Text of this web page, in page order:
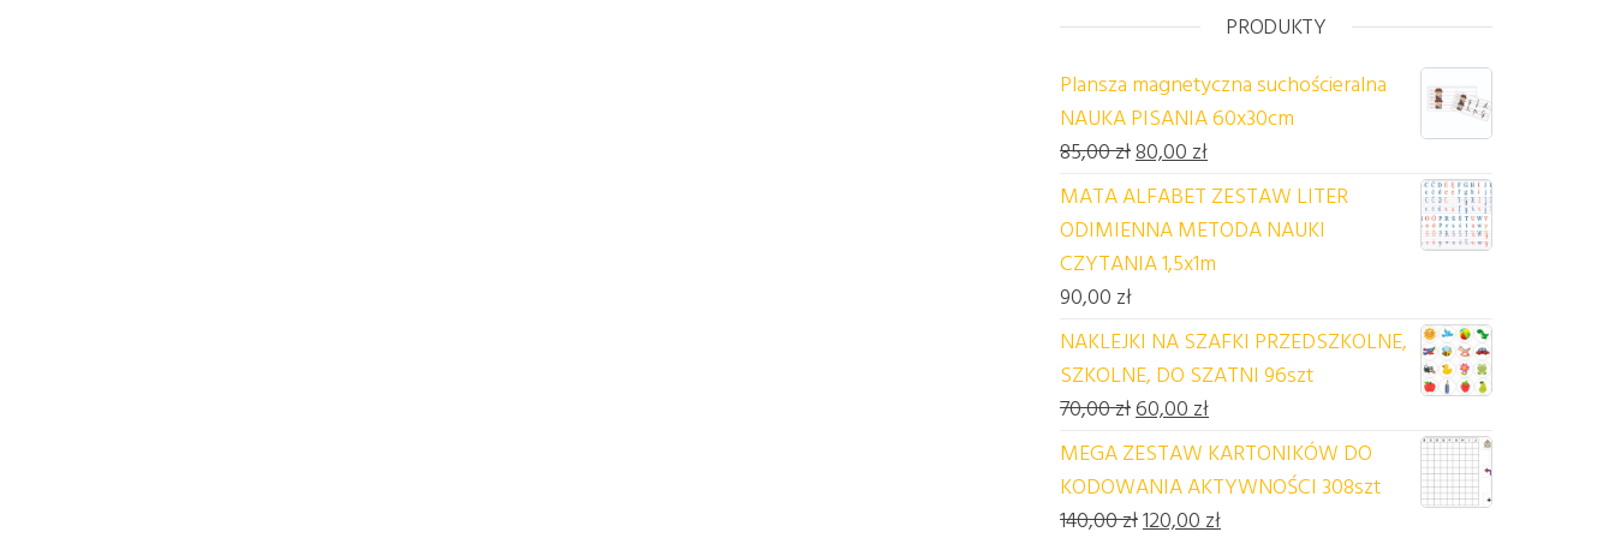
PRODUKTY
Plansza magnetyczna suchościeralna
NAUKA PISANIA 60x30cm
85,00złPierwotna cena wynosiła: 85,00 zł.
80,00 złAktualna cena wynosi: 80,00 zł.
MATA ALFABET ZESTAW LITER
ODIMIENNA METODA NAUKI
CZYTANIA 1,5x1m
90,00 zł
NAKLEJKI NA SZAFKI PRZEDSZKOLNE,
SZKOLNE, DO SZATNI 96szt
70,00złPierwotna cena wynosiła: 70,00 zł.
60,00 złAktualna cena wynosi: 60,00 zł.
MEGA ZESTAW KARTONIKÓW DO
KODOWANIA AKTYWNOŚCI 308szt
140,00złPierwotna cena wynosiła: 140,00 zł.
120,00 złAktualna cena wynosi: 120,00 zł.